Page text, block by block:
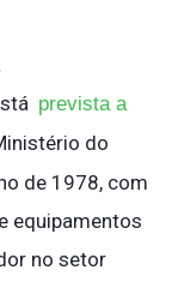
prevista a
do
de 1978, com
equipamentos
no setor